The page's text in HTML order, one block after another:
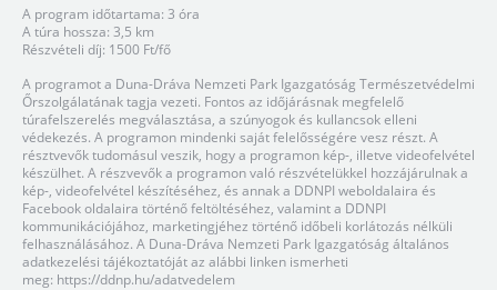
A program időtartama: 3 óra
A túra hossza: 3,5 km
Részvételi díj: 1500 Ft/fő
A programot a Duna-Dráva Nemzeti Park Igazgatóság Természetvédelmi
Őrszolgálatának tagja vezeti. Fontos az időjárásnak megfelelő
túrafelszerelés megválasztása, a szúnyogok és kullancsok elleni
védekezés. A programon mindenki saját felelősségére vesz részt. A
résztvevők tudomásul veszik, hogy a programon kép-, illetve videofelvétel
készülhet. A részvevők a programon való részvételükkel hozzájárulnak a
kép-, videofelvétel készítéséhez, és annak a DDNPI weboldalaira és
Facebook oldalaira történő feltöltéséhez, valamint a DDNPI
kommunikációjához, marketingjéhez történő időbeli korlátozás nélküli
felhasználásához. A Duna-Dráva Nemzeti Park Igazgatóság általános
adatkezelési tájékoztatóját az alábbi linken ismerheti
meg: https://ddnp.hu/adatvedelem